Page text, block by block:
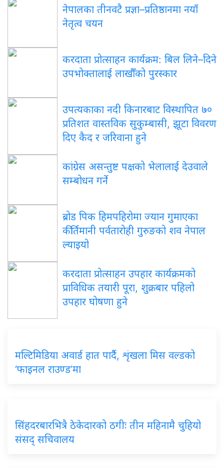
नेपालका तीनवटै प्रज्ञा–प्रतिष्ठानमा नयाँ
नेतृत्व चयन
करदाता प्रोत्साहन कार्यक्रम: बिल लिने–दिने
उपभोक्तालाई लाखौँको पुरस्कार
उपत्यकाका नदी किनारबाट विस्थापित ७०
प्रतिशत वास्तविक सुकुम्बासी, झूटा विवरण
दिए कैद र जरिवाना हुने
कांग्रेस असन्तुष्ट पक्षको भेलालाई देउवाले
सम्बोधन गर्ने
ब्रोड पिक हिमपहिरोमा ज्यान गुमाएका
कीर्तिमानी पर्वतारोही गुरुङको शव नेपाल
ल्याइयो
करदाता प्रोत्साहन उपहार कार्यक्रमको
प्राविधिक तयारी पूरा, शुक्रबार पहिलो
उपहार घोषणा हुने
मल्टिमिडिया अवार्ड हात पार्दै, शृंखला मिस वल्डको
‘फाइनल राउण्ड’मा
सिंहदरबारभित्रै ठेकेदारको ठगीः तीन महिनामै चुहियो
संसद् सचिवालय